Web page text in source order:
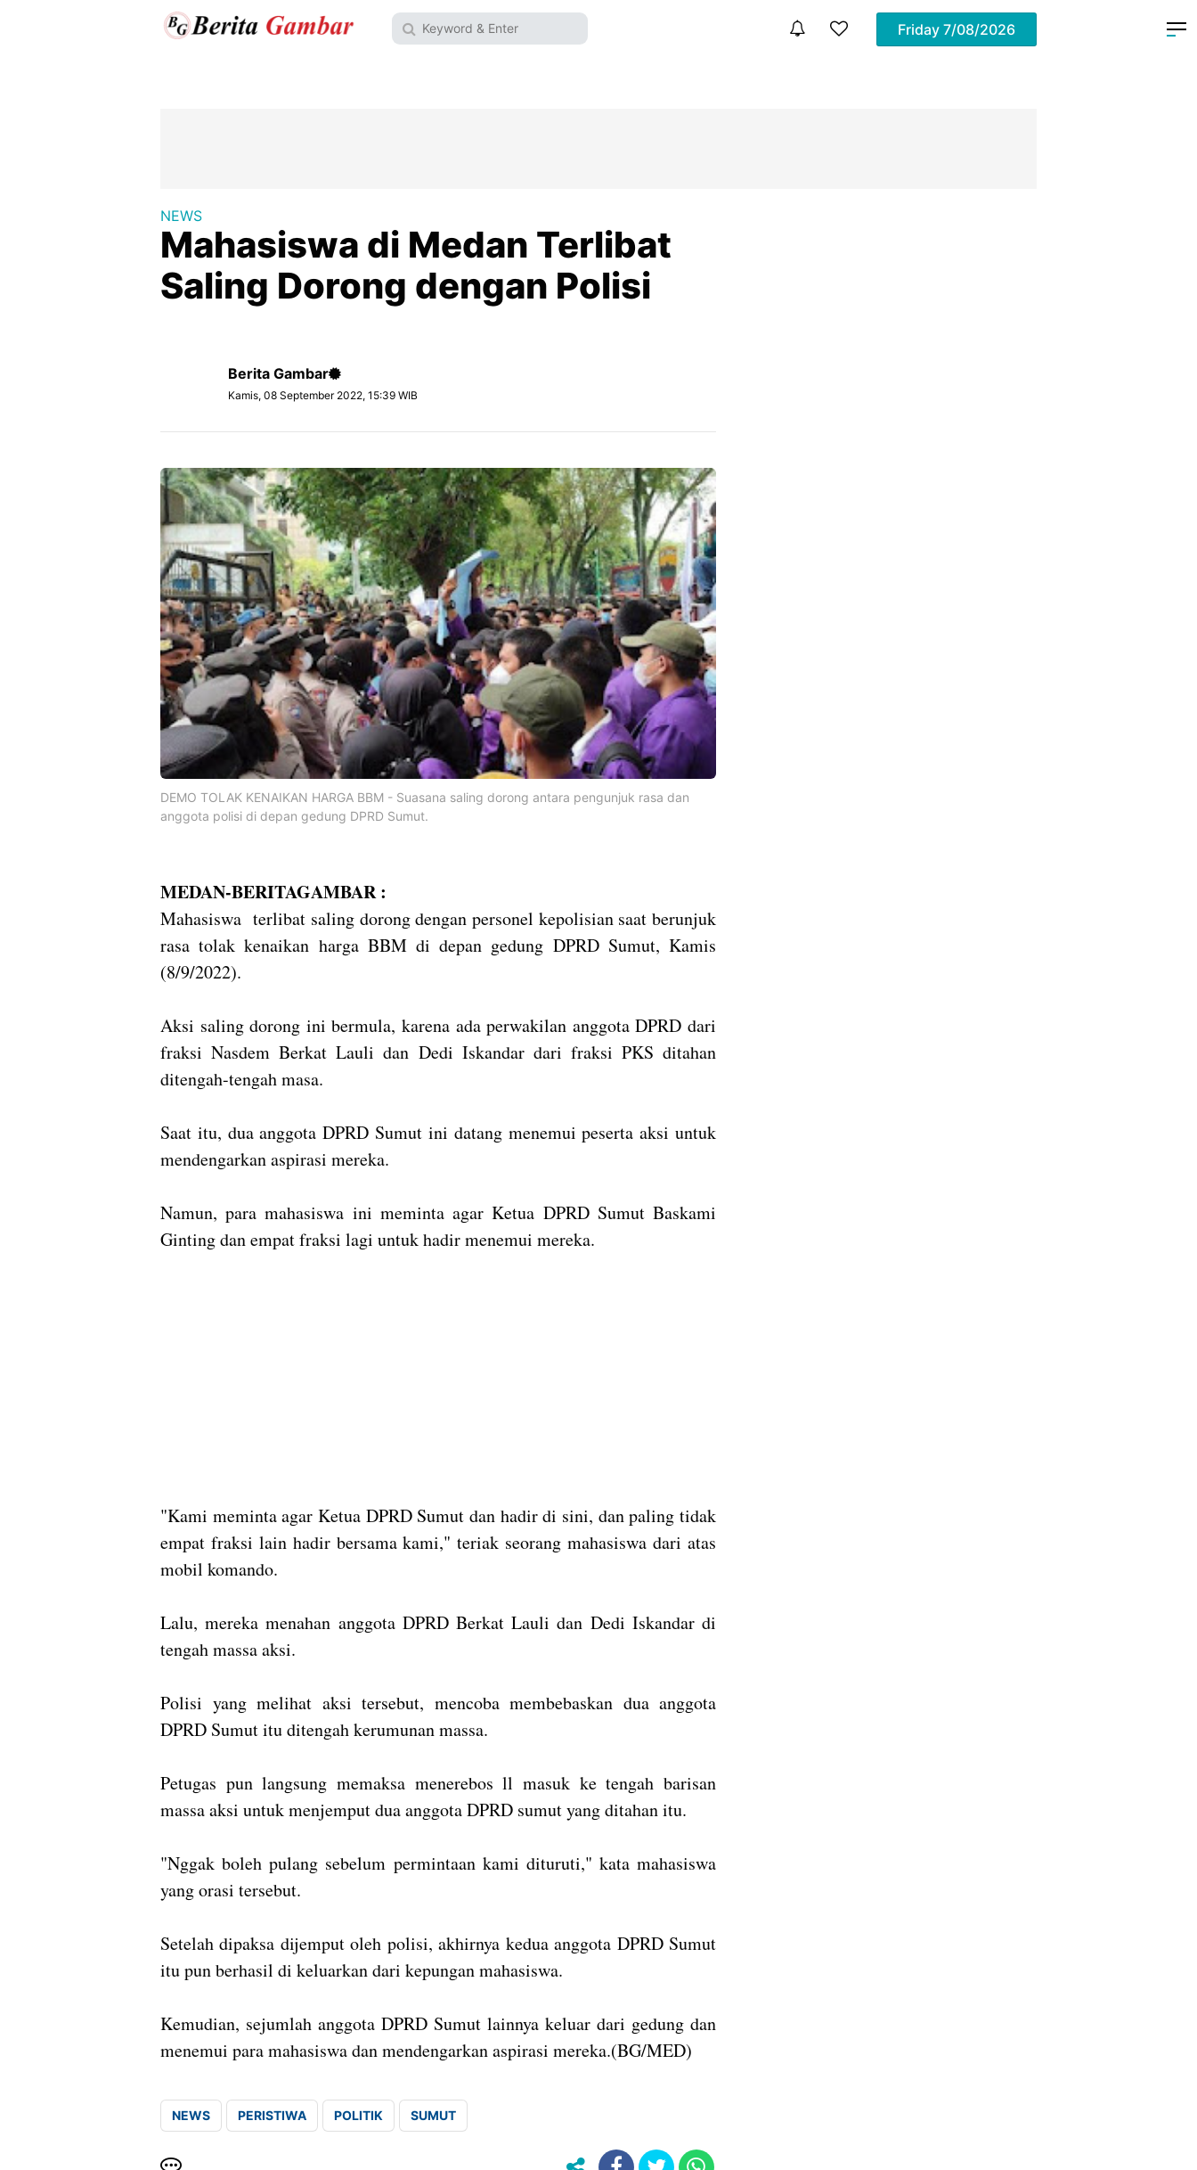
Friday 7/08/2026
NEWS
Mahasiswa di Medan Terlibat
Saling Dorong dengan Polisi
Berita Gambar
Kamis, 08 September 2022, 15:39 WIB
DEMO TOLAK KENAIKAN HARGA BBM - Suasana saling dorong antara pengunjuk rasa dan
anggota polisi di depan gedung DPRD Sumut.
MEDAN-BERITAGAMBAR :
Mahasiswa terlibat saling dorong dengan personel kepolisian saat berunjuk
rasa tolak kenaikan harga BBM di depan gedung DPRD Sumut, Kamis
(8/9/2022).
Aksi saling dorong ini bermula, karena ada perwakilan anggota DPRD dari
fraksi Nasdem Berkat Lauli dan Dedi Iskandar dari fraksi PKS ditahan
ditengah-tengah masa.
Saat itu, dua anggota DPRD Sumut ini datang menemui peserta aksi untuk
mendengarkan aspirasi mereka.
Namun, para mahasiswa ini meminta agar Ketua DPRD Sumut Baskami
Ginting dan empat fraksi lagi untuk hadir menemui mereka.
"Kami meminta agar Ketua DPRD Sumut dan hadir di sini, dan paling tidak
empat fraksi lain hadir bersama kami," teriak seorang mahasiswa dari atas
mobil komando.
Lalu, mereka menahan anggota DPRD Berkat Lauli dan Dedi Iskandar di
tengah massa aksi.
Polisi yang melihat aksi tersebut, mencoba membebaskan dua anggota
DPRD Sumut itu ditengah kerumunan massa.
Petugas pun langsung memaksa menerebos ll masuk ke tengah barisan
massa aksi untuk menjemput dua anggota DPRD sumut yang ditahan itu.
"Nggak boleh pulang sebelum permintaan kami dituruti," kata mahasiswa
yang orasi tersebut.
Setelah dipaksa dijemput oleh polisi, akhirnya kedua anggota DPRD Sumut
itu pun berhasil di keluarkan dari kepungan mahasiswa.
Kemudian, sejumlah anggota DPRD Sumut lainnya keluar dari gedung dan
menemui para mahasiswa dan mendengarkan aspirasi mereka.(BG/MED)
NEWS PERISTIWA POLITIK SUMUT